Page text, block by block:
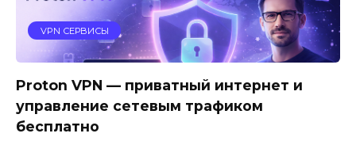
VPN СЕРВИСЫ
Proton VPN — приватный интернет и
управление сетевым трафиком
бесплатно